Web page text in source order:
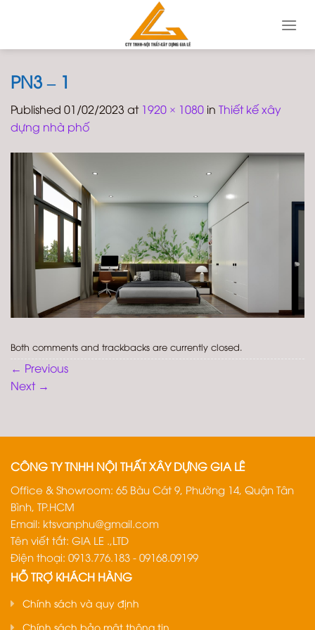
PN3 – 1
Published 01/02/2023 at 1920 × 1080 in Thiết kế xây
dựng nhà phố
Both comments and trackbacks are currently closed.
← Previous
Next →
CÔNG TY TNHH NỘI THẤT XÂY DỰNG GIA LÊ
Office & Showroom: 65 Bàu Cát 9, Phường 14, Quận Tân
Bình, TP.HCM
Email: ktsvanphu@gmail.com
Tên viết tắt: GIA LE .,LTD
Điện thoại: 0913.776.183 - 09168.09199
HỖ TRỢ KHÁCH HÀNG
Chính sách và quy định
Chính sách bảo mật thông tin